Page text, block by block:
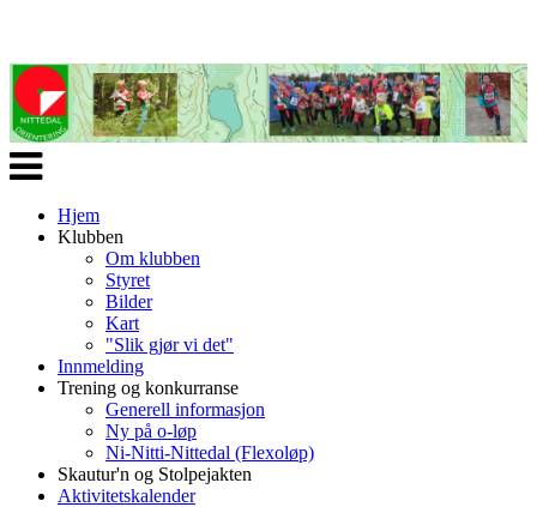
Veksle
navigasjon
Hjem
Klubben
Om klubben
Styret
Bilder
Kart
"Slik gjør vi det"
Innmelding
Trening og konkurranse
Generell informasjon
Ny på o-løp
Ni-Nitti-Nittedal (Flexoløp)
Skautur'n og Stolpejakten
Aktivitetskalender